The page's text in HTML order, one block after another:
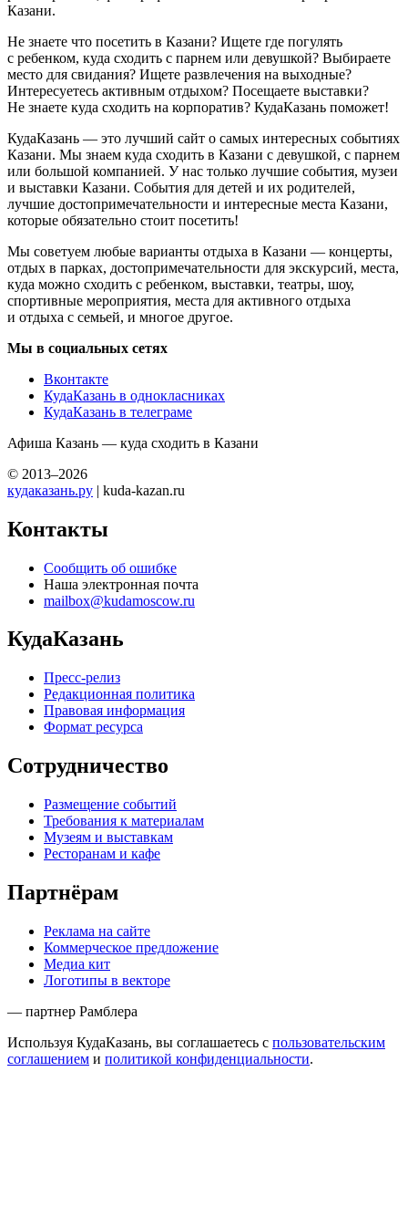
Казани.
Не знаете что посетить в Казани? Ищете где погулять
с ребенком, куда сходить с парнем или девушкой? Выбираете
место для свидания? Ищете развлечения на выходные?
Интересуетесь активным отдыхом? Посещаете выставки?
Не знаете куда сходить на корпоратив? КудаКазань поможет!
КудаКазань — это лучший сайт о самых интересных событиях
Казани. Мы знаем куда сходить в Казани с девушкой, с парнем
или большой компанией. У нас только лучшие события, музеи
и выставки Казани. События для детей и их родителей,
лучшие достопримечательности и интересные места Казани,
которые обязательно стоит посетить!
Мы советуем любые варианты отдыха в Казани — концерты,
отдых в парках, достопримечательности для экскурсий, места,
куда можно сходить с ребенком, выставки, театры, шоу,
спортивные мероприятия, места для активного отдыха
и отдыха с семьей, и многое другое.
Мы в социальных сетях
Вконтакте
КудаКазань в однокласниках
КудаКазань в телеграме
Афиша Казань — куда сходить в Казани
© 2013–2026
кудаказань.ру | kuda-kazan.ru
Контакты
Сообщить об ошибке
Наша электронная почта
mailbox@kudamoscow.ru
КудаКазань
Пресс-релиз
Редакционная политика
Правовая информация
Формат ресурса
Сотрудничество
Размещение событий
Требования к материалам
Музеям и выставкам
Ресторанам и кафе
Партнёрам
Реклама на сайте
Коммерческое предложение
Медиа кит
Логотипы в векторе
— партнер Рамблера
Используя КудаКазань, вы соглашаетесь с пользовательским
соглашением и политикой конфиденциальности.